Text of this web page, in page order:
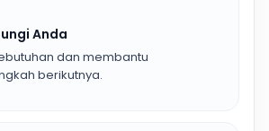
Anda
dan membantu
berikutnya.